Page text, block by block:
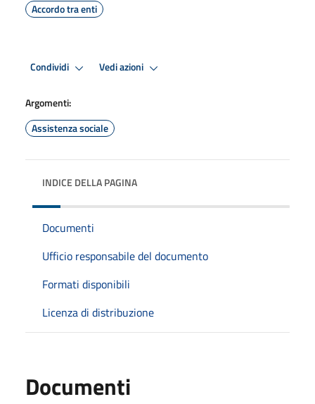
Accordo tra enti
Condividi Vedi azioni
Argomenti:
Assistenza sociale
INDICE DELLA PAGINA
Documenti
Ufficio responsabile del documento
Formati disponibili
Licenza di distribuzione
Documenti